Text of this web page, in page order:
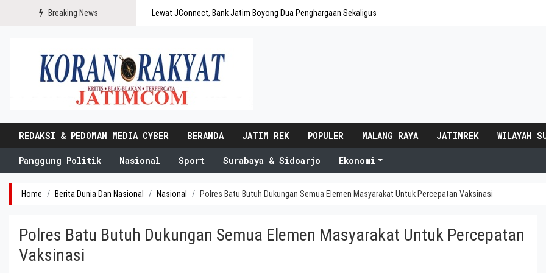
Breaking News Lewat JConnect, Bank Jatim Boyong Dua Penghargaan Sekaligus
REDAKSI & PEDOMAN MEDIA CYBER BERANDA JATIM REK POPULER MALANG RAYA JATIMREK WILAYAH
Panggung Politik Nasional Sport Surabaya & Sidoarjo Ekonomi
Home Berita Dunia Dan Nasional Nasional Polres Batu Butuh Dukungan Semua Elemen Masyarakat Untuk Percepatan Vaksinasi
Polres Batu Butuh Dukungan Semua Elemen Masyarakat Untuk Percepatan
Vaksinasi